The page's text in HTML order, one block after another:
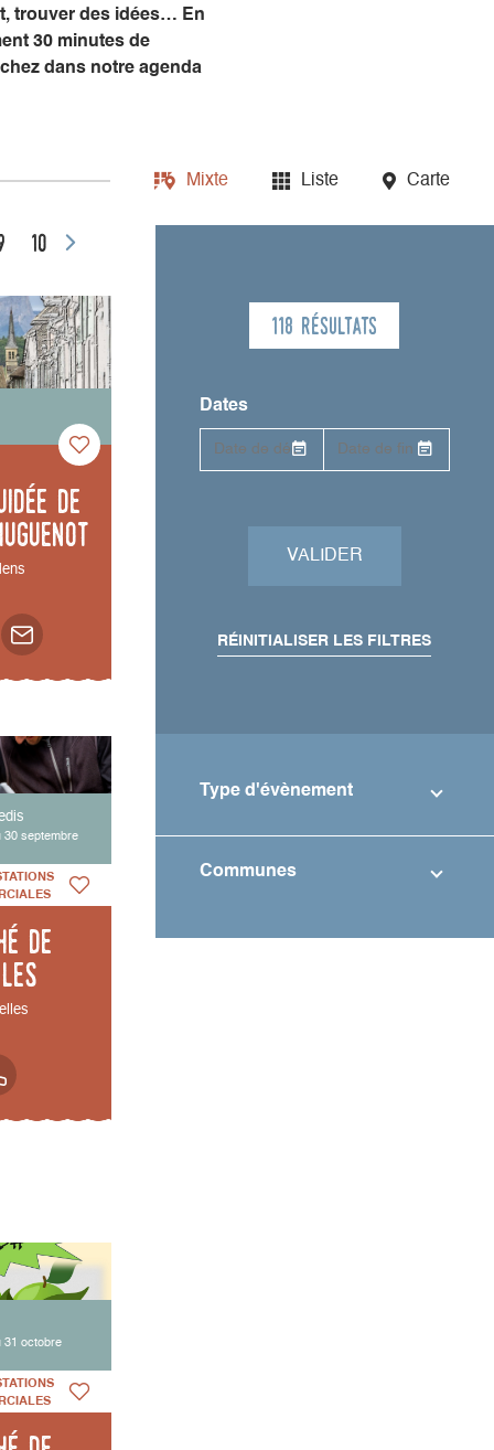
trouver des idées… En
30 minutes de
dans notre agenda
Mixte Liste Carte
10
de
30 septembre
de
31 octobre
118 résultats
Dates
VALIDER
RÉINITIALISER LES FILTRES
Type d'évènement
Communes